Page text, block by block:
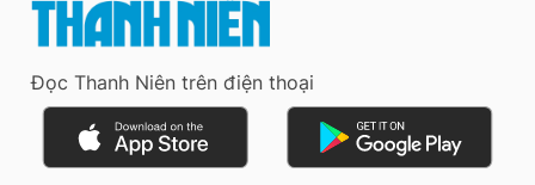
Đọc Thanh Niên trên điện thoại